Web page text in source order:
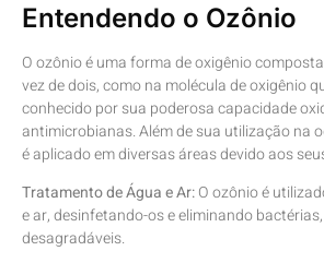
Entendendo o Ozônio
O ozônio é uma forma de oxigênio
vez de dois, como na molécula de oxigênio
conhecido por sua poderosa capacidade
antimicrobianas. Além de sua utilização na
é aplicado em diversas áreas devido aos
Tratamento de Água e Ar:O ozônio é
e ar, desinfetando-os e eliminando
desagradáveis.